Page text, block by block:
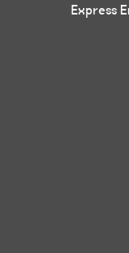
Express